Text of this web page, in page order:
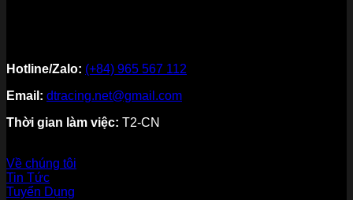
Hotline/Zalo: (+84) 965 567 112
Email: dtracing.net@gmail.com
Thời gian làm việc: T2-CN
Về chúng tôi
Tin Tức
Tuyển Dụng